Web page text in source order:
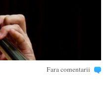
Fara comentarii